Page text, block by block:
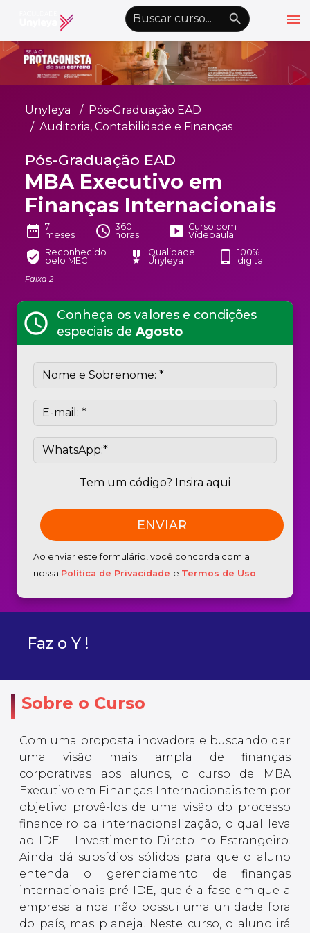
menu
emoji_objectsAlto Contraste nights_stay wb_sunny
Graduação EAD
Pós-Graduação EAD
Atualização Profissional
Conheça a Unyleyakeyboard_arrow_down
Alianças Acadêmicas
Convênios
keyboard_arrow_down
UnyVantagens
Unyleya
Pós-Graduação EAD
Auditoria, Contabilidade e Finanças
Pós-Graduação EAD
MBA Executivo em
Finanças Internacionais
date_range 7
meses
schedule 360
horas
smart_display Curso com
Vídeoaula
verified_user Reconhecido
pelo MEC
military_tech
Qualidade
Unyleya
phone_android
100%
digital
Faixa 2
schedule
Conheça os valores e condições
especiais de Agosto
Tem um código? Insira aqui
Ao enviar este formulário, você concorda com a
nossa Política de Privacidade e Termos de Uso.
Faz o Y !
Sobre o Curso
Com uma proposta inovadora e buscando dar
uma visão mais ampla de finanças
corporativas aos alunos, o curso de MBA
Executivo em Finanças Internacionais tem por
objetivo provê-los de uma visão do processo
financeiro da internacionalização, o qual leva
ao IDE – Investimento Direto no Estrangeiro.
Ainda dá subsídios sólidos para que o aluno
entenda o gerenciamento de finanças
internacionais pré-IDE, que é a fase em que a
empresa ainda não possui uma unidade fora
do país, mas planeja. Neste curso, o aluno irá